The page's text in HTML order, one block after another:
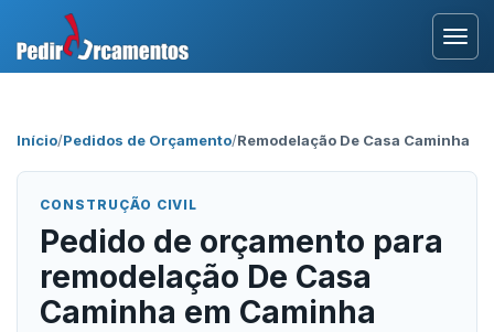
Início/Pedidos de Orçamento/Remodelação De Casa Caminha
CONSTRUÇÃO CIVIL
Pedido de orçamento para
remodelação De Casa
Caminha em Caminha
Área Profissional
Como Funciona?
Testemunhos